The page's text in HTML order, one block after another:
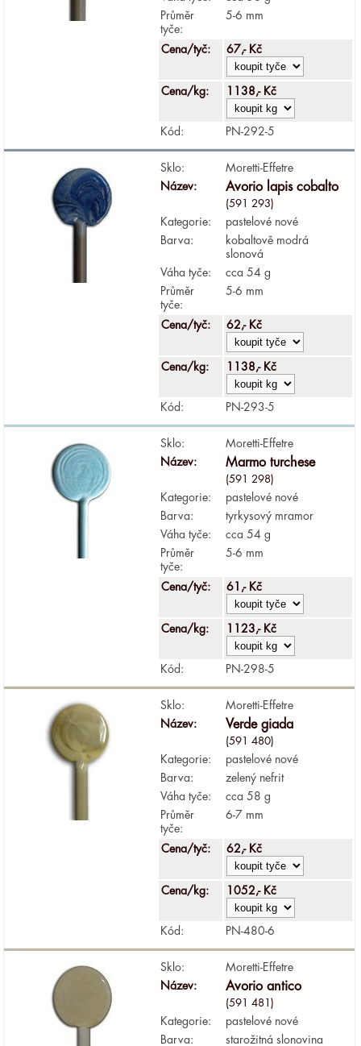
Průměr
tyče:
5-6 mm
Cena/tyč: 67,- Kč
Cena/kg: 1138,- Kč
Kód: PN-292-5
Sklo:
Moretti-Effetre
Název:
Avorio lapis cobalto
(591 293)
Kategorie:
pastelové nové
Barva:
kobaltově modrá
slonová
Váha tyče:
cca 54 g
Průměr
tyče:
5-6 mm
Cena/tyč: 62,- Kč
Cena/kg: 1138,- Kč
Kód: PN-293-5
Sklo:
Moretti-Effetre
Název:
Marmo turchese
(591 298)
Kategorie:
pastelové nové
Barva:
tyrkysový mramor
Váha tyče:
cca 54 g
Průměr
tyče:
5-6 mm
Cena/tyč: 61,- Kč
Cena/kg: 1123,- Kč
Kód: PN-298-5
Sklo:
Moretti-Effetre
Název:
Verde giada
(591 480)
Kategorie:
pastelové nové
Barva:
zelený nefrit
Váha tyče:
cca 58 g
Průměr
tyče:
6-7 mm
Cena/tyč: 62,- Kč
Cena/kg: 1052,- Kč
Kód: PN-480-6
Sklo:
Moretti-Effetre
Název:
Avorio antico
(591 481)
Kategorie:
pastelové nové
Barva:
starožitná slonovina